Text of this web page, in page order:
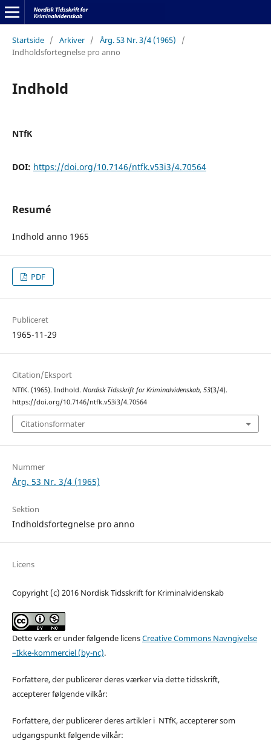
Startside / Arkiver / Årg. 53 Nr. 3/4 (1965)
/
Indholdsfortegnelse pro anno
Indhold
NTfK
DOI: https://doi.org/10.7146/ntfk.v53i3/4.70564
Resumé
Indhold anno 1965
PDF
Publiceret
1965-11-29
Citation/Eksport
NTfK. (1965). Indhold. Nordisk Tidsskrift for Kriminalvidenskab, 53(3/4).
https://doi.org/10.7146/ntfk.v53i3/4.70564
Citationsformater
Nummer
Årg. 53 Nr. 3/4 (1965)
Sektion
Indholdsfortegnelse pro anno
Licens
Copyright (c) 2016 Nordisk Tidsskrift for Kriminalvidenskab
Dette værk er under følgende licensCreative Commons Navngivelse
–Ikke-kommerciel (by-nc).
Forfattere, der publicerer deres værker via dette tidsskrift,
accepterer følgende vilkår:
Forfattere, der publicerer deres artikler i NTfK, accepterer som
udgangspunkt følgende vilkår: